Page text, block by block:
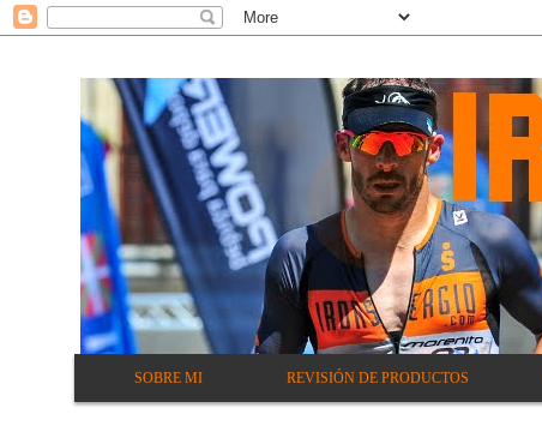
SOBRE MI REVISIÓN DE PRODUCTOS